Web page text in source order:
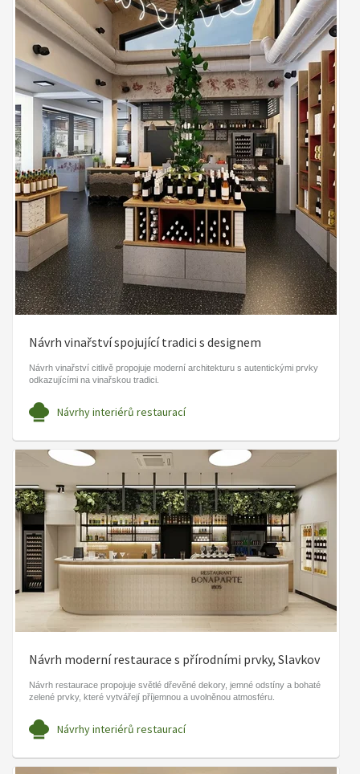
Návrh vinařství spojující tradici s designem
Návrh vinařství citlivě propojuje moderní architekturu s autentickými prvky
odkazujícími na vinařskou tradici.
Návrhy interiérů restaurací
Návrh moderní restaurace s přírodními prvky, Slavkov
Návrh restaurace propojuje světlé dřevěné dekory, jemné odstíny a bohaté
zelené prvky, které vytvářejí příjemnou a uvolněnou atmosféru.
Návrhy interiérů restaurací